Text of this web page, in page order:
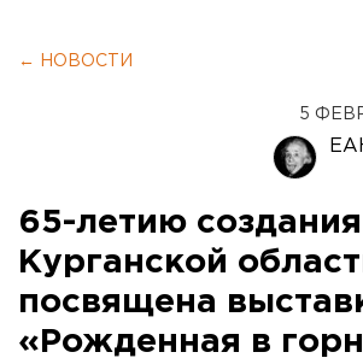
← НОВОСТИ
5
65-летию создания
Курганской
посвящена
«Рожденная в